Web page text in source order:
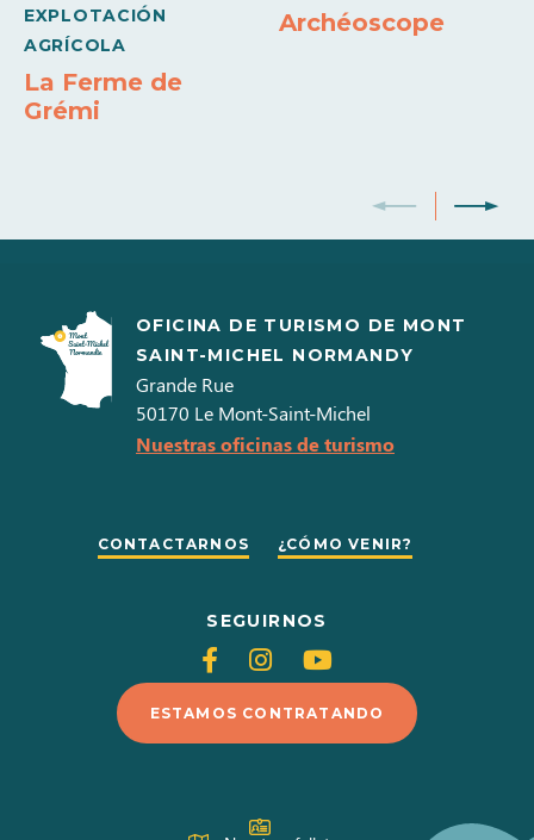
EXPLOTACIÓN
AGRÍCOLA
La Ferme de
Grémi
Archéoscope
OFICINA DE TURISMO DE MONT
SAINT-MICHEL NORMANDY
Grande Rue
50170 Le Mont-Saint-Michel
Nuestras oficinas de turismo
CONTACTARNOS ¿CÓMO VENIR?
SEGUIRNOS
Siganos
en
Facebook
Siganos
en
Instagram
Siganos
en
Youtube
ESTAMOS CONTRATANDO